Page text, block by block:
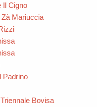
Il Cigno
Mariuccia
Padrino
Bovisa